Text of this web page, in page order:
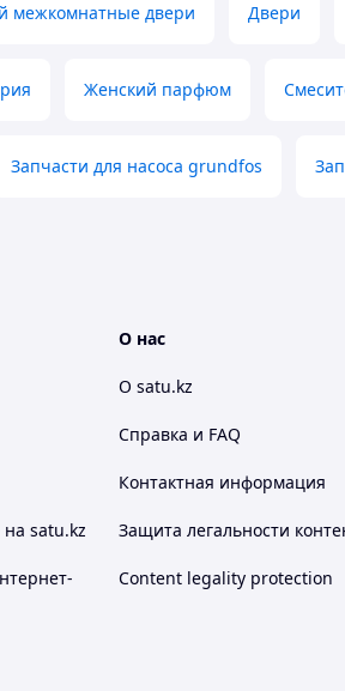
межкомнатные двери Двери
Женский парфюм
Запчасти для насоса grundfos
на satu.kz
О нас
О satu.kz
Справка и FAQ
Контактная информация
Защита легальности
Content legality protection